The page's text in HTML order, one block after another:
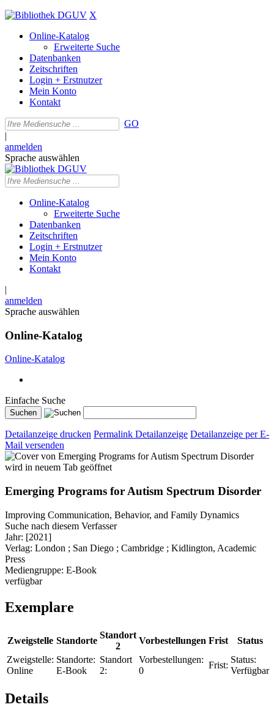
X
Online-Katalog
Erweiterte Suche
Datenbanken
Zeitschriften
Login + Erstnutzer
Mein Konto
Kontakt
GO
|
anmelden
Sprache auswählen
Online-Katalog
Erweiterte Suche
Datenbanken
Zeitschriften
Login + Erstnutzer
Mein Konto
Kontakt
|
anmelden
Sprache auswählen
Online-Katalog
Online-Katalog
Einfache Suche
Detailanzeige drucken Permalink Detailanzeige Detailanzeige per E-
Mail versenden
wird in neuem Tab geöffnet
Emerging Programs for Autism Spectrum Disorder
Improving Communication, Behavior, and Family Dynamics
Suche nach diesem Verfasser
Jahr: [2021]
Verlag: London ; San Diego ; Cambridge ; Kidlington, Academic
Press
Mediengruppe: E-Book
verfügbar
Exemplare
Zweigstelle Standorte
Standort
2
Vorbestellungen Frist
Status
Zweigstelle:
Online
Standorte:
E-Book
Standort
2:
Vorbestellungen:
0
Frist:
Status:
Verfügbar
Details